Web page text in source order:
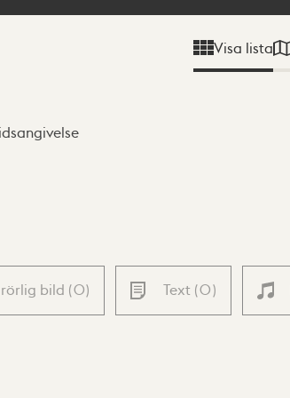
Visa lista
rörlig bild (0) Text (0)